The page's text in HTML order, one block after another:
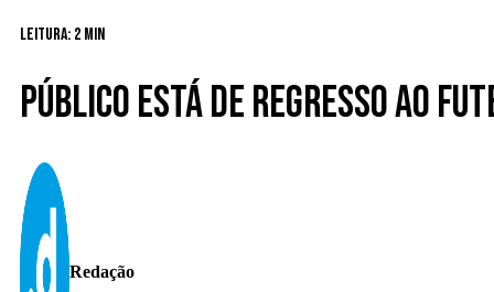
Leitura: 2 min
Público está de regresso ao
Redação